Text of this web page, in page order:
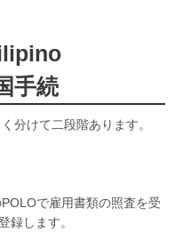
手続
分けて二段階あります。
で雇用書類の照査を受
録します。